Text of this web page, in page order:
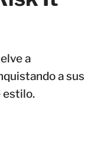
a
a sus
estilo.